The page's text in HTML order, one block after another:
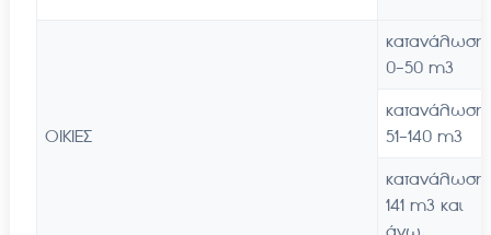
ΟΙΚΙΕΣ
κατανάλωση
0-50 m3
κατανάλωση
51-140 m3
κατανάλωση
141 m3 και